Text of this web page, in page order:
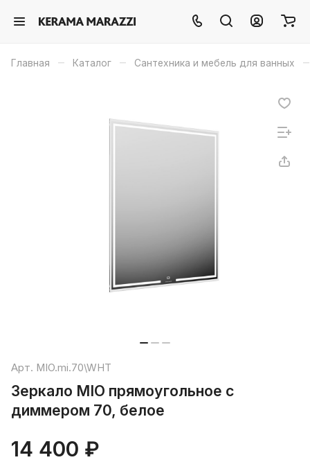
Главная – Каталог – Сантехника и мебель для ванных –
Арт. MIO.mi.70\WHT
Зеркало MIO прямоугольное с
диммером 70, белое
14 400 ₽